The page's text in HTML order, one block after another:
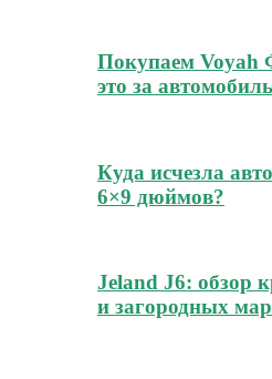
Покупаем Voyah
это за
Куда исчезла
6×9 дюймов?
Jeland J6: обзор
и загородных